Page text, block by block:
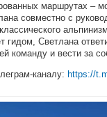
маршрутах –
совместно с
гидом, Светлана
команду и вести за
каналу: https://